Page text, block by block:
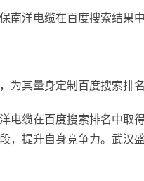
南洋电缆在百度搜索结果中
其量身定制百度搜索排
电缆在百度搜索排名中
，提升自身竞争力。武